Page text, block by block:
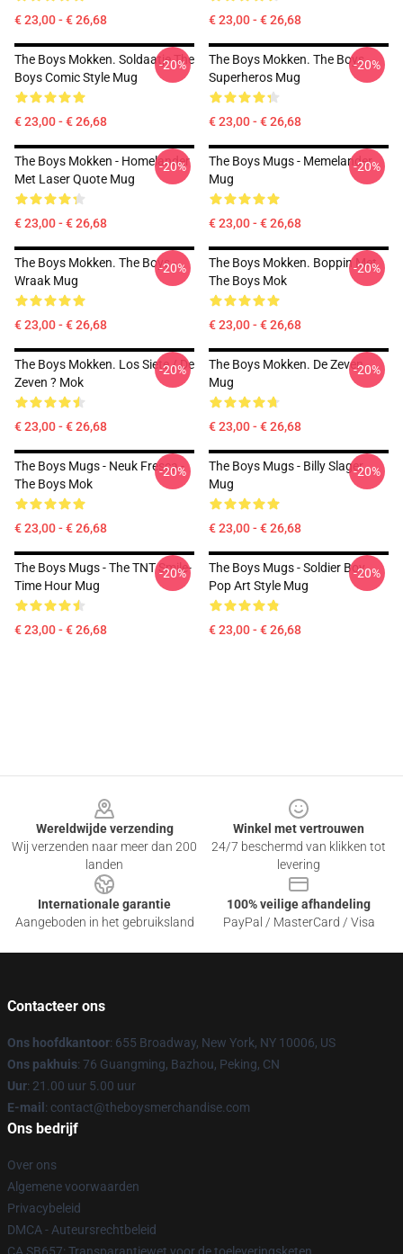
€ 23,00 - € 26,68 € 23,00 - € 26,68
The Boys Mokken. Soldaatje The
Boys Comic Style Mug
€ 23,00 - € 26,68
-20%
The Boys Mokken. The Boys
Superheros Mug
€ 23,00 - € 26,68
-20%
The Boys Mokken - Homelander
Met Laser Quote Mug
€ 23,00 - € 26,68
-20%
The Boys Mugs - Memelander
Mug
€ 23,00 - € 26,68
-20%
The Boys Mokken. The Boys -
Wraak Mug
€ 23,00 - € 26,68
-20%
The Boys Mokken. Boppin Met
The Boys Mok
€ 23,00 - € 26,68
-20%
The Boys Mokken. Los Siete / De
Zeven ? Mok
€ 23,00 - € 26,68
-20%
The Boys Mokken. De Zeven
Mug
€ 23,00 - € 26,68
-20%
The Boys Mugs - Neuk Fresca -
The Boys Mok
€ 23,00 - € 26,68
-20%
The Boys Mugs - Billy Slager
Mug
€ 23,00 - € 26,68
-20%
The Boys Mugs - The TNT Smile-
Time Hour Mug
€ 23,00 - € 26,68
-20%
The Boys Mugs - Soldier Boy
Pop Art Style Mug
€ 23,00 - € 26,68
-20%
Wereldwijde verzending
Wij verzenden naar meer dan 200
landen
Winkel met vertrouwen
24/7 beschermd van klikken tot
levering
Internationale garantie
Aangeboden in het gebruiksland
100% veilige afhandeling
PayPal / MasterCard / Visa
Contacteer ons
Ons hoofdkantoor: 655 Broadway, New York, NY 10006, US
Ons pakhuis: 76 Guangming, Bazhou, Peking, CN
Uur: 21.00 uur 5.00 uur
E-mail : contact@theboysmerchandise.com
Ons bedrijf
Over ons
Algemene voorwaarden
Privacybeleid
DMCA - Auteursrechtbeleid